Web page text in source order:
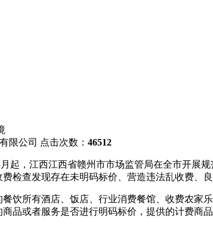
限公司 点击次数： 46512
起，江西江西省赣州市市场监管局在全市开展
费检查发现存在未明码标价、营造违法乱收费
饮所有酒店、饭店、行业消费餐馆、收费农
品或者服务是否进行明码标价，提供的计费